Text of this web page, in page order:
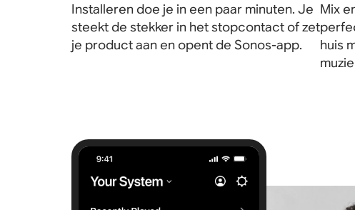
Installeren doe je in een paar minuten. Je
steekt de stekker in het stopcontact of zet
je product aan en opent de Sonos-app.
Mix
huis